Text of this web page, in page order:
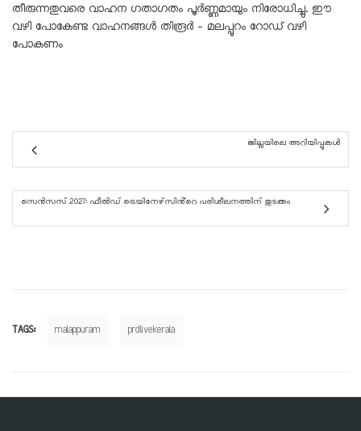
തീരുന്നതുവരെ വാഹന ഗതാഗതം പൂര്‍ണ്ണമായും നിരോധിച്ചു. ഈ
വഴി പോകേണ്ട വാഹനങ്ങള്‍ തിരൂര്‍ – മലപ്പുറം റോഡ് വഴി
പോകണം
ജില്ലയിലെ അറിയിപ്പുകൾ
സെൻസസ് 2027: ഫീൽഡ് ട്രെയിനേഴ്‌സിൻ്റെ പരിശീലനത്തിന് തുടക്കം
TAGS: malappuram prdlivekerala